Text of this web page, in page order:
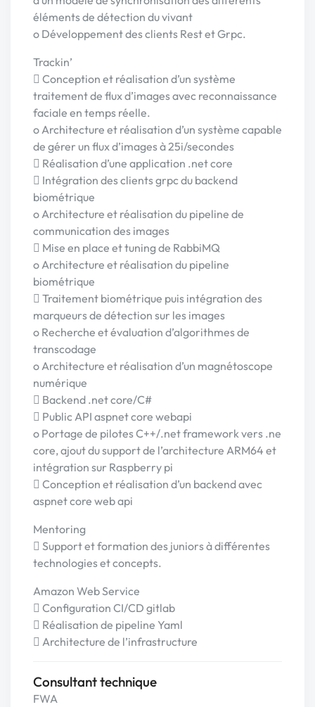
éléments de détection du vivant
o Développement des clients Rest et Grpc.
Trackin’
 Conception et réalisation d’un système
traitement de flux d’images avec reconnaissance
faciale en temps réelle.
o Architecture et réalisation d’un système capable
de gérer un flux d’images à 25i/secondes
 Réalisation d’une application .net core
 Intégration des clients grpc du backend
biométrique
o Architecture et réalisation du pipeline de
communication des images
 Mise en place et tuning de RabbiMQ
o Architecture et réalisation du pipeline
biométrique
 Traitement biométrique puis intégration des
marqueurs de détection sur les images
o Recherche et évaluation d’algorithmes de
transcodage
o Architecture et réalisation d’un magnétoscope
numérique
 Backend .net core/C#
 Public API aspnet core webapi
o Portage de pilotes C++/.net framework vers .ne
core, ajout du support de l’architecture ARM64 et
intégration sur Raspberry pi
 Conception et réalisation d’un backend avec
aspnet core web api
Mentoring
 Support et formation des juniors à différentes
technologies et concepts.
Amazon Web Service
 Configuration CI/CD gitlab
 Réalisation de pipeline Yaml
 Architecture de l’infrastructure
Consultant technique
FWA